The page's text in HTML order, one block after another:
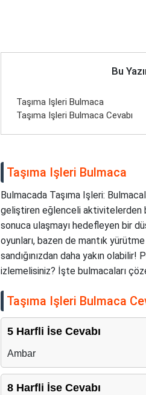
Bu
Taşıma Işleri Bulmaca
Taşıma Işleri Bulmaca Cevabı
Taşıma Işleri Bulmaca
Bulmacada Taşıma Işleri:
geliştiren eğlenceli aktivitelerden
sonuca ulaşmayı hedefleyen bir
oyunları, bazen de mantık
sandığınızdan daha yakın olabilir!
izlemelisiniz? İşte bulmacaları
Taşıma Işleri Bulmaca
5 Harfli İse Cevabı
Ambar
8 Harfli İse Cevabı